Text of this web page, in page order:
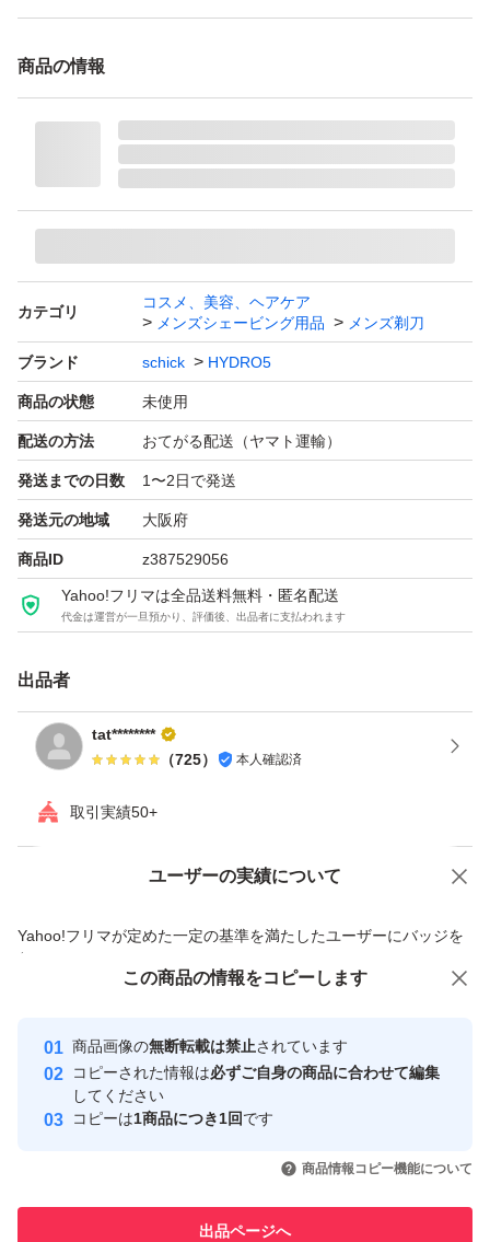
リーズ。
【原産国】中国
商品の情報
カテゴリ
コスメ、美容、ヘアケア
メンズシェービング用品
メンズ剃刀
ブランド schick HYDRO5
商品の状態 未使用
配送の方法 おてがる配送（ヤマト運輸）
発送までの日数 1〜2日で発送
発送元の地域 大阪府
商品ID z387529056
Yahoo!フリマは全品送料無料・匿名配送
代金は運営が一旦預かり、評価後、出品者に支払われます
出品者
tat********
（725） 本人確認済
取引実績50+
ユーザーの実績について
Yahoo!フリマが定めた一定の基準を満たしたユーザーにバッジを
付与しています
安心取引出品者
心・安全なユーザーです
取引実績
引を完了させた実績があります
での取引実績があります
価格の相談 商品への質問
この商品の情報をコピーします
商品画像の無断転載は禁止されています
コピーされた情報は必ずご自身の商品に合わせて編集
してください
コピーは1商品につき1回です
商品情報コピー機能について
出品ページへ
この商品をみている人にオススメ